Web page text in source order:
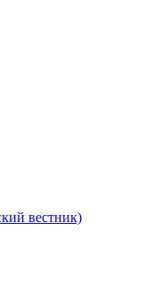
вестник)